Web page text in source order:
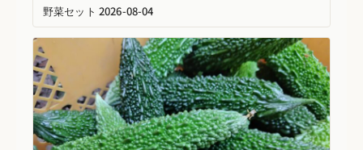
野菜セット 2026-08-04